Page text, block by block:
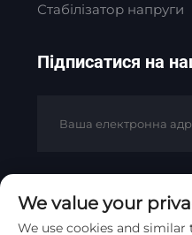
Стабілізатор напруги
Підписатися на
Авторське право
Bridge Precision
We value your
We use cookies and